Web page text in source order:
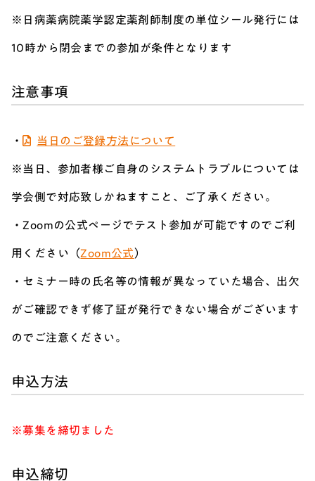
※日病薬病院薬学認定薬剤師制度の単位シール発行には
10時から閉会までの参加が条件となります
注意事項
・ 当日のご登録方法について
※当日、参加者様ご自身のシステムトラブルについては
学会側で対応致しかねますこと、ご了承ください。
・Zoomの公式ページでテスト参加が可能ですのでご利
用ください（Zoom公式）
・セミナー時の氏名等の情報が異なっていた場合、出欠
がご確認できず修了証が発行できない場合がございます
のでご注意ください。
申込方法
※募集を締切ました
申込締切